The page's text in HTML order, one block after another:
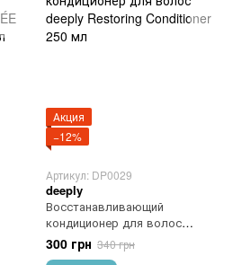
Акция
−12%
Артикул: DP0029
deeply
Восстанавливающий
кондиционер для волос
deeply Restoring Conditioner 250
мл
300 грн 340 грн